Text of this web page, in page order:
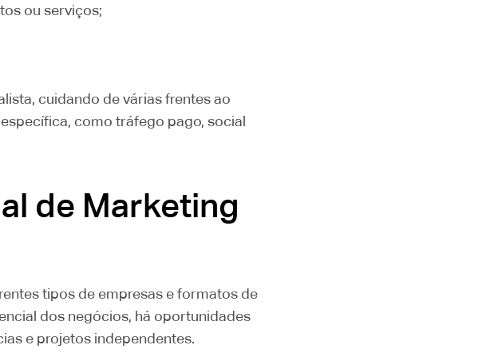
ou serviços;
cuidando de várias frentes ao
como tráfego pago, social
de Marketing
tipos de empresas e formatos de
dos negócios, há oportunidades
e projetos independentes.